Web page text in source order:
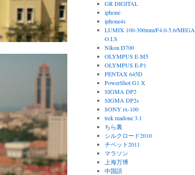
GR DIGITAL
iphone
iphone4s
LUMIX 100-300mm/F4.0-5.6/MEGA
O.I.S
Nikon D700
OLYMPUS E-M5
OLYMPUS E-P1
PENTAX 645D
PowerShot G1 X
SIGMA DP2
SIGMA DP2s
SONY rx-100
trek madone 3.1
ちら裏
シルクロード2010
チベット2011
マラソン
上海万博
中国語